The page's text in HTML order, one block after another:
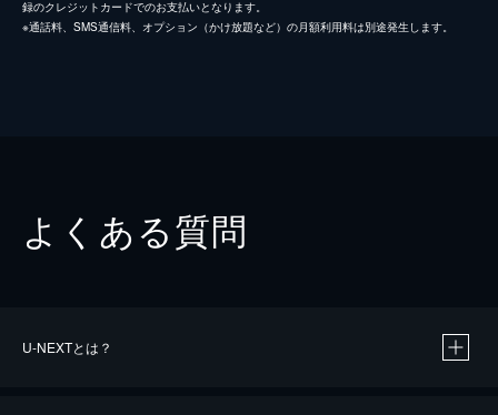
録のクレジットカードでのお支払いとなります。
※通話料、SMS通信料、オプション（かけ放題など）の月額利用料は別途発生します。
よくある質問
U-NEXTとは？